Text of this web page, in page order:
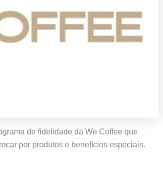
de fidelidade da We Coffee que
por produtos e benefícios especiais.